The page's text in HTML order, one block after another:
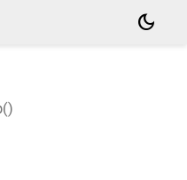
dark_mode
()